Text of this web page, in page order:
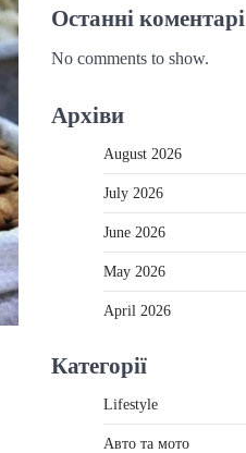
Останні коментарі
No comments to show.
Архіви
August 2026
July 2026
June 2026
May 2026
April 2026
Категорії
Lifestyle
Авто та мото